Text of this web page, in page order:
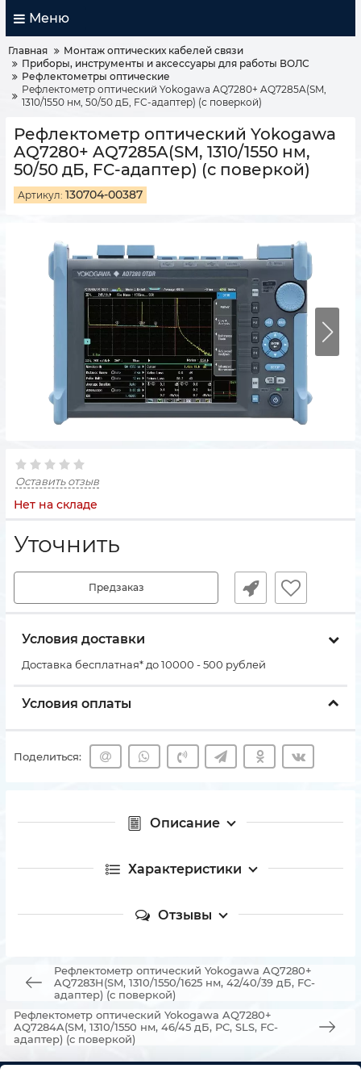
Меню
Главная
Монтаж оптических кабелей связи
Приборы, инструменты и аксессуары для работы ВОЛС
Рефлектометры оптические
Рефлектометр оптический Yokogawa AQ7280+ AQ7285A(SM,
1310/1550 нм, 50/50 дБ, FC-адаптер) (с поверкой)
Рефлектометр оптический Yokogawa
AQ7280+ AQ7285A(SM, 1310/1550 нм,
50/50 дБ, FC-адаптер) (с поверкой)
Артикул: 130704-00387
Оставить отзыв
Нет на складе
Уточнить
Предзаказ
Условия доставки
Доставка бесплатная* до 10000 - 500 рублей
Условия оплаты
Поделиться:
Описание
Характеристики
Отзывы
Рефлектометр оптический Yokogawa AQ7280+
AQ7283H(SM, 1310/1550/1625 нм, 42/40/39 дБ, FC-
адаптер) (с поверкой)
Рефлектометр оптический Yokogawa AQ7280+
AQ7284A(SM, 1310/1550 нм, 46/45 дБ, PC, SLS, FC-
адаптер) (с поверкой)